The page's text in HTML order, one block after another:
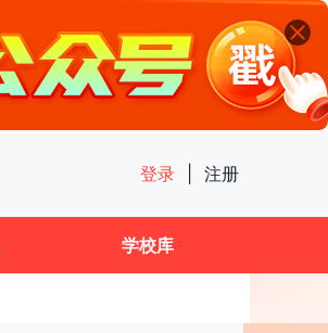
登录 注册
学校库